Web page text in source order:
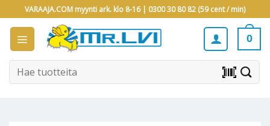
to
content
VARAAJA.COM myynti ark. klo 8-16 | 0300 30 80 82 (59 cent / min)
0
Etsi: barcode_scanner